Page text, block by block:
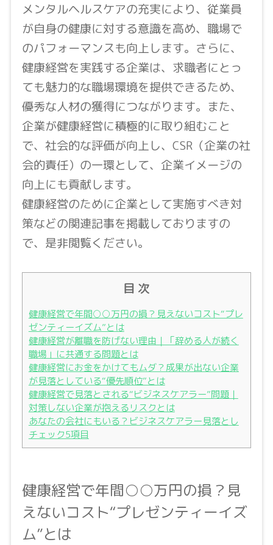
メンタルヘルスケアの充実により、従業員
が自身の健康に対する意識を高め、職場で
のパフォーマンスも向上します。さらに、
健康経営を実践する企業は、求職者にとっ
ても魅力的な職場環境を提供できるため、
優秀な人材の獲得につながります。また、
企業が健康経営に積極的に取り組むこと
で、社会的な評価が向上し、CSR（企業の社
会的責任）の一環として、企業イメージの
向上にも貢献します。
健康経営のために企業として実施すべき対
策などの関連記事を掲載しておりますの
で、是非閲覧ください。
目 次
健康経営で年間○○万円の損？見えないコスト“プレ
ゼンティーイズム”とは
健康経営が離職を防げない理由｜「辞める人が続く
職場」に共通する問題とは
健康経営にお金をかけてもムダ？成果が出ない企業
が見落としている“優先順位”とは
健康経営で見落とされる“ビジネスケアラー”問題｜
対策しない企業が抱えるリスクとは
あなたの会社にもいる？ビジネスケアラー見落とし
チェック5項目
健康経営で年間○○万円の損？見
えないコスト“プレゼンティーイズ
ム”とは